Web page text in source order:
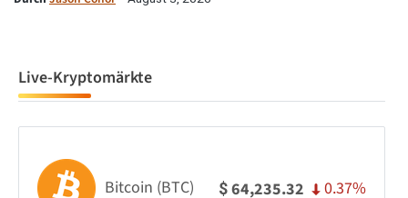
Live-Kryptomärkte
Bitcoin (BTC) $64,235.32 0.37%